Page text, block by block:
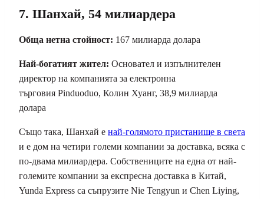
7. Шанхай, 54 милиардера
Обща нетна стойност: 167 милиарда долара
Най-богатият жител: Основател и изпълнителен
директор на компанията за електронна
търговия Pinduoduo, Колин Хуанг, 38,9 милиарда
долара
Също така, Шанхай е най-голямото пристанище в света
и е дом на четири големи компании за доставка, всяка с
по-двама милиардера. Собствениците на една от най-
големите компании за експресна доставка в Китай,
Yunda Express са съпрузите Nie Tengyun и Chen Liying,